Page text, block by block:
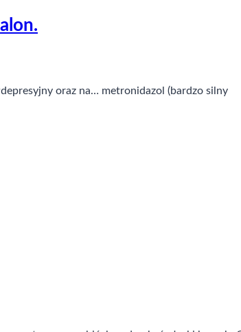
oraz na… metronidazol (bardzo silny